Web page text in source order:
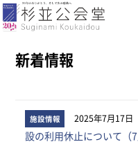
ホーム その他
新着情報
施設情報 2025年7月17日
設の利用休止について（